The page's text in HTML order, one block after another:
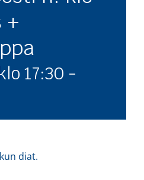
+
17:30 -
diat.